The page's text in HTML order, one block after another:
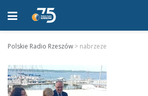
Polskie Radio Rzeszów > nabrzeze